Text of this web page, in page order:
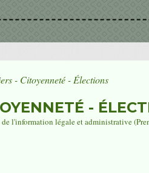
- Citoyenneté - Élections
-
l'information légale et administrative